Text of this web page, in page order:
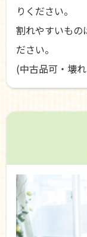
りください。
割れやすいもの
ださい。
(中古品可・壊